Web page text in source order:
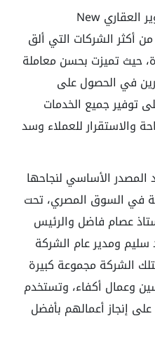
العقاريNew
من أكثر الشركات التي ألق
حيث تميزت بحسن معاملة
في الحصول على
توفير جميع الخدمات
والاستقرار للعملاء وسد
المصدر الأساسي لنجاحها
في السوق المصري، تحت
عصام فاضل والرئيس
سليم ومدير عام الشركة
الشركة مجموعة كبيرة
وعمال أكفاء، وتستخدم
إنجاز أعمالهم بأفضل